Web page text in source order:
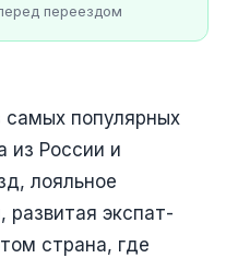
переездом
самых популярных
из России и
лояльное
экспат-
страна, где